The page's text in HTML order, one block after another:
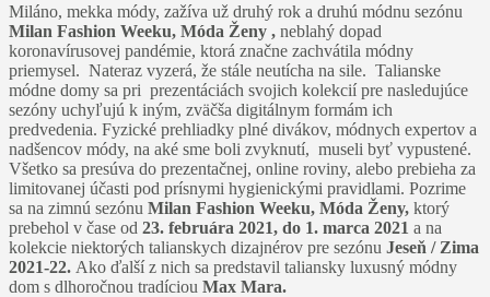
Miláno, mekka módy, zažíva už druhý rok a druhú módnu sezónu
Milan Fashion Weeku, Móda Ženy , neblahý dopad
koronavírusovej pandémie, ktorá značne zachvátila módny
priemysel. Nateraz vyzerá, že stále neutícha na sile. Talianske
módne domy sa pri prezentáciách svojich kolekcií pre nasledujúce
sezóny uchyľujú k iným, zväčša digitálnym formám ich
predvedenia. Fyzické prehliadky plné divákov, módnych expertov a
nadšencov módy, na aké sme boli zvyknutí, museli byť vypustené.
Všetko sa presúva do prezentačnej, online roviny, alebo prebieha za
limitovanej účasti pod prísnymi hygienickými pravidlami. Pozrime
sa na zimnú sezónu Milan Fashion Weeku, Móda Ženy, ktorý
prebehol v čase od 23. februára 2021, do 1. marca 2021 a na
kolekcie niektorých talianskych dizajnérov pre sezónu Jeseň / Zima
2021-22. Ako ďalší z nich sa predstavil taliansky luxusný módny
dom s dlhoročnou tradíciou Max Mara.